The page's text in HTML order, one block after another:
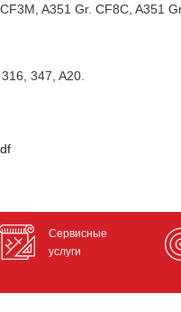
A351 Gr. CF8C, A351
347, A20.
Сервисные
услуги